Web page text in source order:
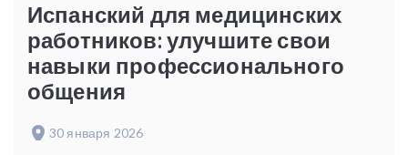
Испанский для медицинских
работников: улучшите свои
навыки профессионального
общения
30 января 2026